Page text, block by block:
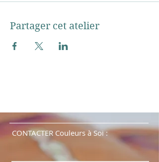
Partager cet atelier
CONTACTER Couleurs à Soi :